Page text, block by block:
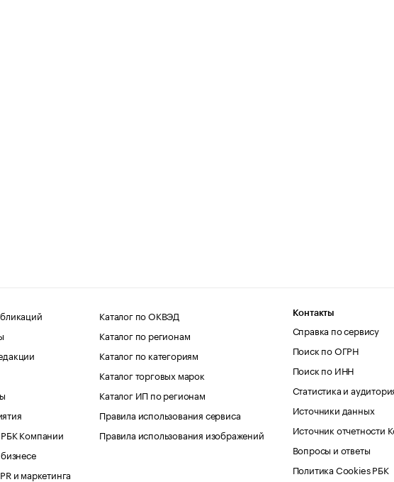
Компании
и маркетинга
Каталог по ОКВЭД
Каталог по регионам
Каталог по категориям
Каталог торговых марок
Каталог ИП по регионам
Правила использования сервиса
Правила использования изображений
Контакты
Справка по сервису
Поиск по ОГРН
Поиск по ИНН
Статистика и
Источники данных
Источник отчетности
Вопросы и ответы
Политика Cookies РБК